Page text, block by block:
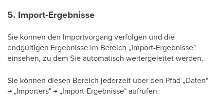
5. Import-Ergebnisse
Sie können den Importvorgang verfolgen und die
endgültigen Ergebnisse im Bereich „Import-Ergebnisse"
einsehen, zu dem Sie automatisch weitergeleitet werden.
Sie können diesen Bereich jederzeit über den Pfad „Daten"
→ „Importers" → „Import-Ergebnisse" aufrufen.